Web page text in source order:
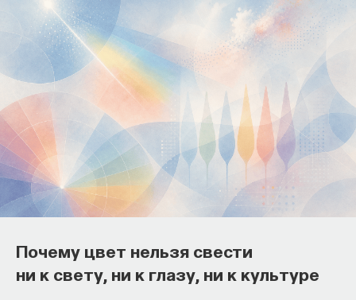
Почему цвет нельзя свести
ни к свету, ни к глазу, ни к культуре
ИИ в университете, цели
образования и рынок труда —
«Мыслить как учёный» #57
ИВАР МАКСУТОВ СОХРАНИТЬ В ЗАКЛАДКИ
Зачем университету длинный
горизонт планирования и как
ИИ меняет саму организацию
В новом эпизоде «Мыслить как ученый»Ивар